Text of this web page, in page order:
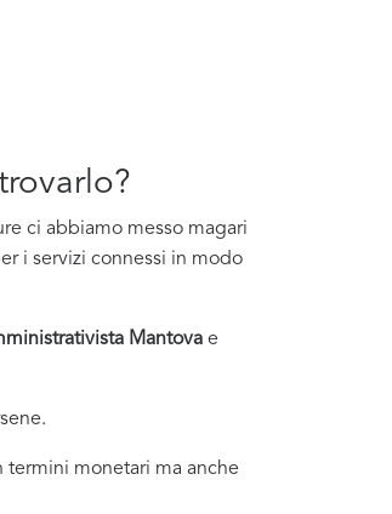
ci abbiamo messo magari
i servizi connessi in modo
Mantova e
monetari ma anche